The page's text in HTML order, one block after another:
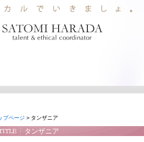
プページ > タンザニア
タンザニア